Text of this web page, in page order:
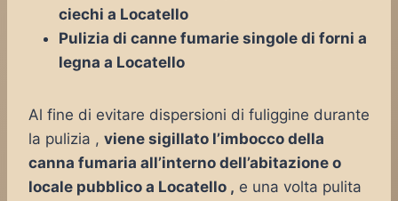
ciechi a Locatello
Pulizia di canne fumarie singole di forni a
legna a Locatello
Al fine di evitare dispersioni di fuliggine durante
la pulizia , viene sigillato l’imbocco della
canna fumaria all’interno dell’abitazione o
locale pubblico a Locatello , e una volta pulita